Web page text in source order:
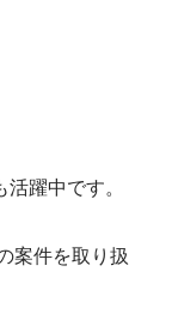
躍中です。
案件を取り扱